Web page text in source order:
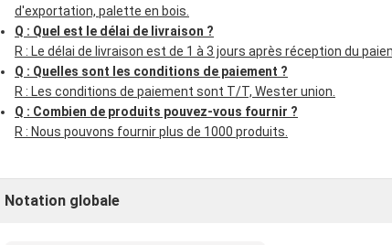
d'exportation, palette en bois.
Q : Quel est le délai de livraison ?
R : Le délai de livraison est de 1 à 3 jours après réception du
Q : Quelles sont les conditions de paiement ?
R : Les conditions de paiement sont T/T, Wester union.
Q : Combien de produits pouvez-vous fournir ?
R : Nous pouvons fournir plus de 1000 produits.
Notation globale